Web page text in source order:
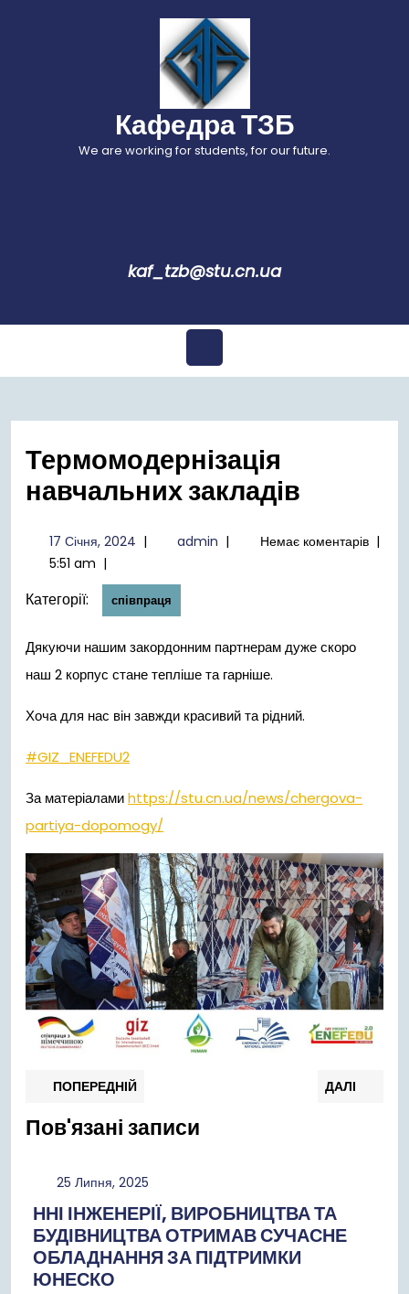
Кафедра ТЗБ
We are working for students, for our future.
kaf_tzb@stu.cn.ua
Відкрити
меню
Термомодернізація
навчальних закладів
17 Січня, 202417| admin admin
| Немає коментарів |
5:51 am |
Категорії: співпраця
Дякуючи нашим закордонним партнерам дуже скоро
наш 2 корпус стане тепліше та гарніше.
Хоча для нас він завжди красивий та рідний.
#GIZ_ENEFEDU2
За матеріаламиhttps://stu.cn.ua/news/chergova-
partiya-dopomogy/
Навігація
записів
ПОПЕРЕДНІЙ ДАЛІ
Пов'язані записи
25 Липня, 202525
2025
ННІ ІНЖЕНЕРІЇ, ВИРОБНИЦТВА ТА
БУДІВНИЦТВА ОТРИМАВ СУЧАСНЕ
ОБЛАДНАННЯ ЗА ПІДТРИМКИ
ЮНЕСКО